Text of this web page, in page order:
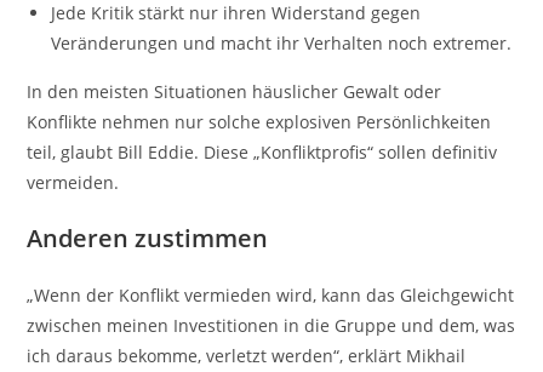
Jede Kritik stärkt nur ihren Widerstand gegen
Veränderungen und macht ihr Verhalten noch extremer.
In den meisten Situationen häuslicher Gewalt oder
Konflikte nehmen nur solche explosiven Persönlichkeiten
teil, glaubt Bill Eddie. Diese „Konfliktprofis“ sollen definitiv
vermeiden.
Anderen zustimmen
„Wenn der Konflikt vermieden wird, kann das Gleichgewicht
zwischen meinen Investitionen in die Gruppe und dem, was
ich daraus bekomme, verletzt werden“, erklärt Mikhail